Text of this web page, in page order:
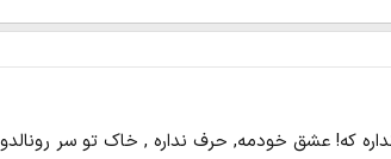
که! عشق خودمه, حرف نداره , خاک تو سر